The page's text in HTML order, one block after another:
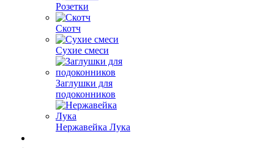
Розетки
Скотч
Сухие смеси
Заглушки для
подоконников
Нержавейка Лука